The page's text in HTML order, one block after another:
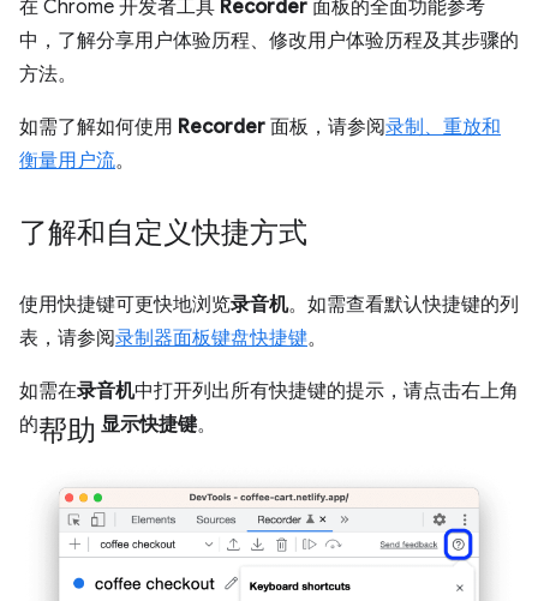
在 Chrome 开发者工具 Recorder 面板的全面功能参考
中，了解分享用户体验历程、修改用户体验历程及其步骤的
方法。
如需了解如何使用 Recorder 面板，请参阅录制、重放和
衡量用户流。
了解和自定义快捷方式
使用快捷键可更快地浏览录音机。如需查看默认快捷键的列
表，请参阅录制器面板键盘快捷键。
如需在录音机中打开列出所有快捷键的提示，请点击右上角
的帮助 显示快捷键。